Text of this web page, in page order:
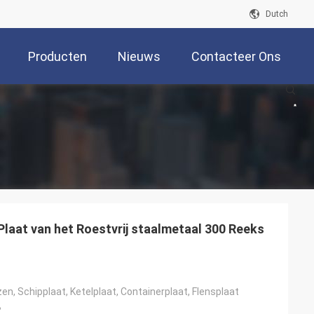
Dutch
Producten Nieuws Contacteer Ons
van het Roestvrij staalmetaal 300 Reeks
Schipplaat, Ketelplaat, Containerplaat, Flensplaat